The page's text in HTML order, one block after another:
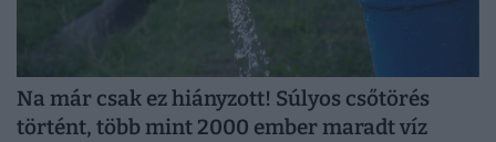
Na már csak ez hiányzott! Súlyos csőtörés
történt, több mint 2000 ember maradt víz